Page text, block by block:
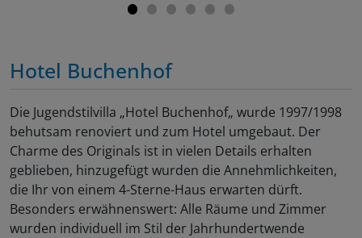
Hotel Buchenhof
Die Jugendstilvilla „Hotel Buchenhof„ wurde 1997/1998
behutsam renoviert und zum Hotel umgebaut. Der
Charme des Originals ist in vielen Details erhalten
geblieben, hinzugefügt wurden die Annehmlichkeiten,
die Ihr von einem 4-Sterne-Haus erwarten dürft.
Besonders erwähnenswert: Alle Räume und Zimmer
wurden individuell im Stil der Jahrhundertwende